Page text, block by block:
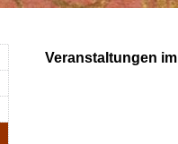
Veranstaltungen